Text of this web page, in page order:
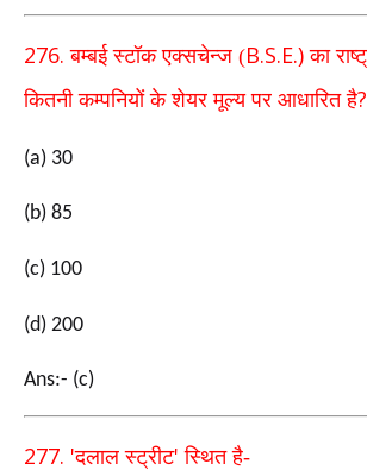
276.बम्बई स्टॉक एक्सचेन्ज (B.S.E.)का
कितनी कम्पनियों के शेयर मूल्य पर आधारित है?
(a) 30
(b) 85
(c) 100
(d) 200
Ans:- (c)
277. 'दलाल स्ट्रीट'स्थित है-